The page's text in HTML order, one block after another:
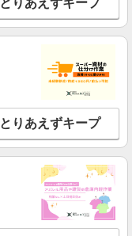
とりあえずキープ
とりあえずキープ